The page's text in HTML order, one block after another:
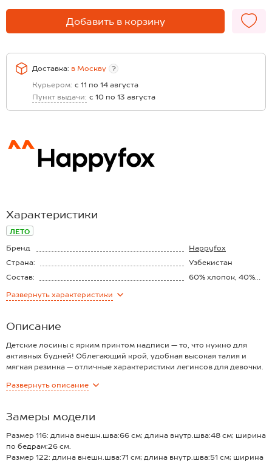
Добавить в корзину
Доставка: в Москву
?
Курьером: с 11 по 14 августа
Пункт выдачи: с 10 по 13 августа
Характеристики
ЛЕТО
Бренд
Happyfox
Страна:
Узбекистан
Состав:
60% хлопок, 40%
Материал:
Развернуть характеристики
Описание
Детские лосины с ярким принтом надписи — то, что нужно для
активных будней! Облегающий крой, удобная высокая талия и
мягкая резинка — отличные характеристики легинсов для девочки.
Преимущества:
— удобная посадка благодаря высокой талии и мягкой резинке;
— яркий цветной рисунок, который понравится ребенку;
— универсальные обтягивающие лосины не стесняют движений;
Эластичные тайтсы для спорта и отдыха — в них удобно бегать,
Развернуть описание
Замеры модели
Размер 116: длина внешн.шва:66 см; длина внутр.шва:48 см; ширина
по бедрам:26 см.
Размер 122: длина внешн.шва:71 см; длина внутр.шва:51 см; ширина